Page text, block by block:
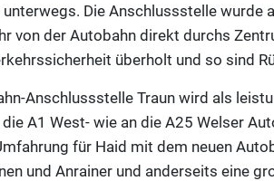
unterwegs. Die Anschlussstelle wurde
von der Autobahn direkt durchs
überholt und so sind
Anschlussstelle Traun wird als
A1 West- wie an die A25 Welser
für Haid mit dem neuen
und Anrainer und anderseits eine